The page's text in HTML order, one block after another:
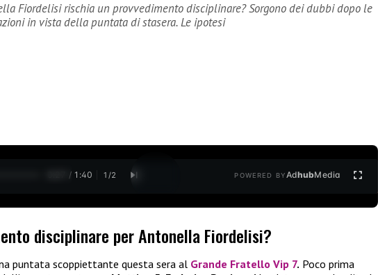
Fiordelisi rischia un provvedimento disciplinare? Sorgono dei dubbi dopo le
in vista della puntata di stasera. Le ipotesi
0:28 / 1:40 1 /2 POWERED BYAdhubMedia
disciplinare per Antonella Fiordelisi?
puntata scoppiettante questa sera al Grande Fratello Vip 7. Poco prima